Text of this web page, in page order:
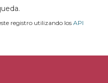
registro utilizando losAPI